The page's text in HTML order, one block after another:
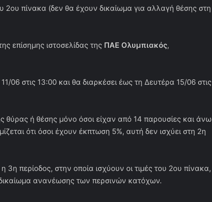
2ου πίνακα (δεν θα έχουν δικαίωμα για αλλαγή θέσης στη
επίσημης ιστοσελίδας της ΠΑΕ Ολυμπιακός,
06 στις 13:00 και θα διαρκέσει έως τη Δευτέρα 15/06 στις
θύρας ή θέσης μόνο όσοι είχαν από 14 παρουσίες και άνω
ότι όσοι έχουν έκπτωση 5%, αυτή δεν ισχύει στη 2η
3η περίοδος, στην οποία ισχύουν οι τιμές του 2ου πίνακα,
δικαίωμα ανανέωσης των περσινών κατόχων.